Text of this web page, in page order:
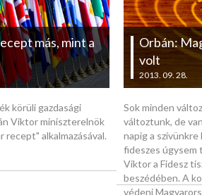
más, mint a
körüli gazdasági
Viktor miniszterelnök
recept" alkalmazásával.
Orbán:
volt
2013. 09. 28.
Sok minden
változtunk, de
napig a
fideszes
Viktor a Fidesz
beszédében. A
védeni